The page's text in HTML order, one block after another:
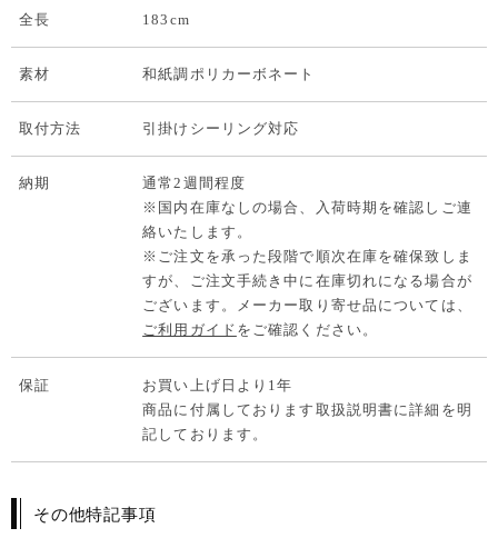
全長 183cm
素材 和紙調ポリカーボネート
取付方法 引掛けシーリング対応
納期
通常2週間程度
※国内在庫なしの場合、入荷時期を確認しご連
絡いたします。
※ご注文を承った段階で順次在庫を確保致しま
すが、ご注文手続き中に在庫切れになる場合が
ございます。メーカー取り寄せ品については、
ご利用ガイド をご確認ください。
保証
お買い上げ日より1年
商品に付属しております取扱説明書に詳細を明
記しております。
その他特記事項